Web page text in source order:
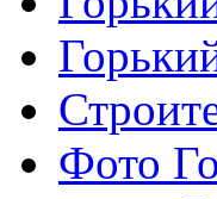
Фото